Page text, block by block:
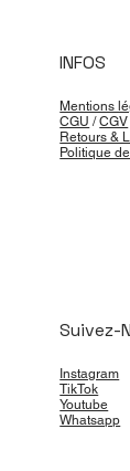
INFOS
Mentions
CGU /CGV
Retours &
Politique
Suivez-
Instagram
TikTok
Youtube
Whatsapp